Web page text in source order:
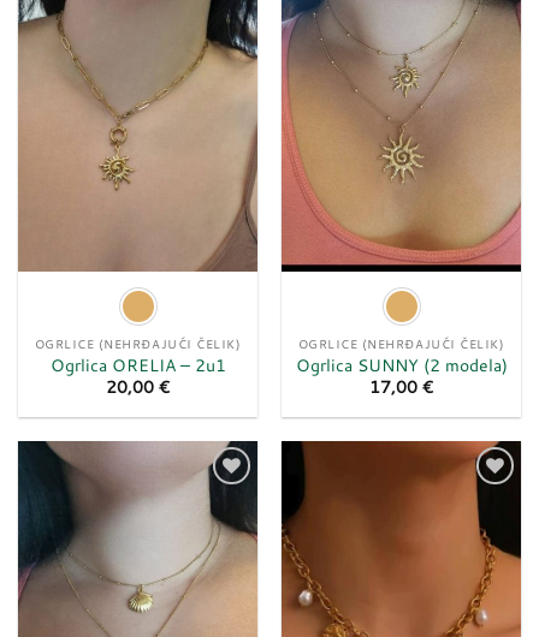
Dodaj
u
listu
želja
OGRLICE (NEHRĐAJUĆI ČELIK)
Ogrlica ORELIA – 2u1
20,00 €
Dodaj
OGRLICE (NEHRĐAJUĆI ČELIK)
Ogrlica SUNNY (2 modela)
17,00 €
Dodaj
u
listu
želja
Dodaj
listu
želja